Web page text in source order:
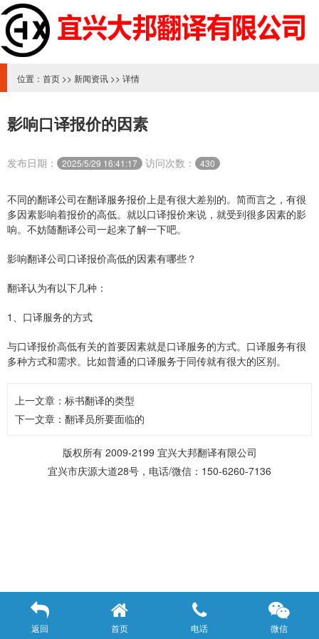
位置： 首页 >> 新闻资讯 >> 详情
影响口译报价的因素
发布日期： 2025/5/29 16:41:17 访问次数： 430
不同的翻译公司在翻译服务报价上是有很大差别的。简而言之，有很
多因素影响着报价的高低。就以口译报价来说，就受到很多因素的影
响。不妨随翻译公司一起来了解一下吧。
影响翻译公司口译报价高低的因素有哪些？
翻译认为有以下几种：
1、口译服务的方式
与口译报价高低有关的首要因素就是口译服务的方式。口译服务有很
多种方式和需求。比如普通的口译服务于同传就有很大的区别。
上一文章： 标书翻译的类型
下一文章： 翻译员所要面临的
版权所有 2009-2199 宜兴大邦翻译有限公司
宜兴市庆源大道28号，电话/微信：150-6260-7136
返回 首页 电话 微信